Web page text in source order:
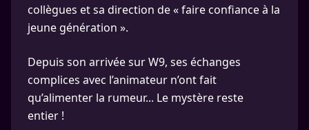
collègues et sa direction de « faire confiance à la
jeune génération ».
Depuis son arrivée sur W9, ses échanges
complices avec l’animateur n’ont fait
qu’alimenter la rumeur... Le mystère reste
entier !